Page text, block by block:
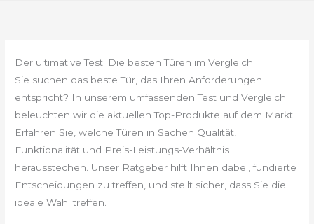
Der ultimative Test: Die besten Türen im Vergleich
Sie suchen das beste Tür, das Ihren Anforderungen
entspricht? In unserem umfassenden Test und Vergleich
beleuchten wir die aktuellen Top-Produkte auf dem Markt.
Erfahren Sie, welche Türen in Sachen Qualität,
Funktionalität und Preis-Leistungs-Verhältnis
herausstechen. Unser Ratgeber hilft Ihnen dabei, fundierte
Entscheidungen zu treffen, und stellt sicher, dass Sie die
ideale Wahl treffen.